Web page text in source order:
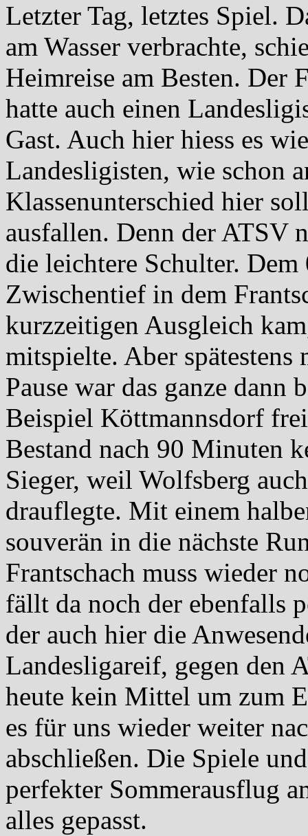
Letzter Tag, letztes Spiel.
am Wasser verbrachte,
Heimreise am Besten. Der
hatte auch einen
Gast. Auch hier hiess es
Landesligisten, wie schon
Klassenunterschied hier
ausfallen. Denn der ATSV
die leichtere Schulter.
Zwischentief in dem
kurzzeitigen Ausgleich
mitspielte. Aber
Pause war das ganze dann
Beispiel Köttmannsdorf
Bestand nach 90 Minuten
Sieger, weil Wolfsberg
drauflegte. Mit einem
souverän in die nächste
Frantschach muss wieder
fällt da noch der ebenfalls
der auch hier die
Landesligareif, gegen den
heute kein Mittel um zum
es für uns wieder weiter
abschließen. Die Spiele
perfekter Sommerausflug
alles gepasst.